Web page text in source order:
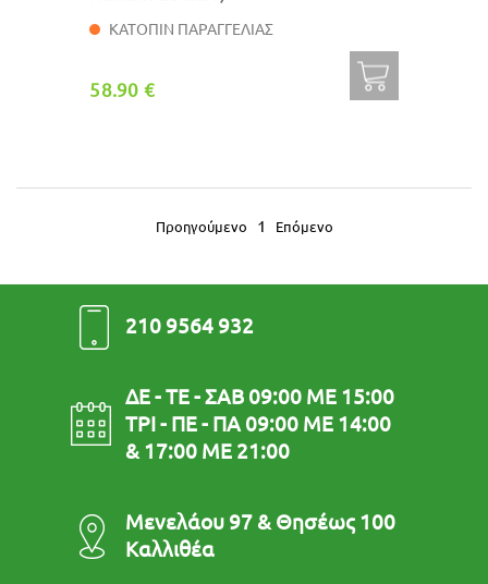
ΚΑΤΟΠΙΝ ΠΑΡΑΓΓΕΛΙΑΣ
58.90 €
Προηγούμενο 1 Επόμενο
210 9564 932
ΔΕ - ΤΕ - ΣΑΒ 09:00 ΜΕ 15:00
ΤΡΙ - ΠΕ - ΠΑ 09:00 ΜΕ 14:00
& 17:00 ΜΕ 21:00
Μενελάου 97 & Θησέως 100
Καλλιθέα